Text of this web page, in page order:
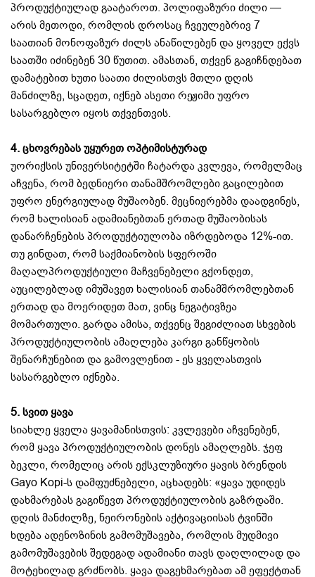
პროდუქტიულად გაატაროთ. პოლიფაზური ძილი —
არის მეთოდი, რომლის დროსაც ჩვეულებრივ 7
საათიან მონოფაზურ ძილს ანაწილებენ და ყოველ ექვს
საათში იძინებენ 30 წუთით. ამასთან, თქვენ გაგიჩნდებათ
დამატებით ხუთი საათი ძილისთვს მთლი დღის
მანძილზე, სცადეთ, იქნებ ასეთი რეჟიმი უფრო
სასარგებლო იყოს თქვენთვის.
4. ცხოვრებას უყურეთ ოპტიმისტურად
უორიქსის უნივერსიტეტში ჩატარდა კვლევა, რომელმაც
აჩვენა, რომ ბედნიერი თანამშრომლები გაცილებით
უფრო ენერგიულად მუშაობენ. მეცნიერებმა დაადგინეს,
რომ ხალისიან ადამიანებთან ერთად მუშაობისას
დანარჩენების პროდუქტიულობა იზრდებოდა 12%-ით.
თუ გინდათ, რომ საქმიანობის სფეროში
მაღალპროდუქტიული მაჩვენებელი გქონდეთ,
აუცილებლად იმუშავეთ ხალისიან თანამშრომლებთან
ერთად და მოერიდეთ მათ, ვინც ნეგატივზეა
მომართული. გარდა ამისა, თქვენც შეგიძლიათ სხვების
პროდუქტიულობის ამაღლება კარგი განწყობის
შენარჩუნებით და გამოვლენით - ეს ყველასთვის
სასარგებლო იქნება.
5. სვით ყავა
სიახლე ყველა ყავამანისთვის: კვლევები აჩვენებენ,
რომ ყავა პროდუქტიულობის დონეს ამაღლებს. ჯეფ
ბეკლი, რომელიც არის ექსკლუზიური ყავის ბრენდის
Gayo Kopi-ს დამფუძნებელი, აცხადებს: «ყავა უდიდეს
დახმარებას გაგიწევთ პროდუქტიულობის გაზრდაში.
დღის მანძილზე, ნეირონების აქტივაციისას ტვინში
ხდება ადენოზინის გამომუშავება, რომლის მუდმივი
გამომუშავების შედეგად ადამიანი თავს დაღლილად და
მოტეხილად გრძნობს. ყავა დაგეხმარებათ ამ ეფექტთან